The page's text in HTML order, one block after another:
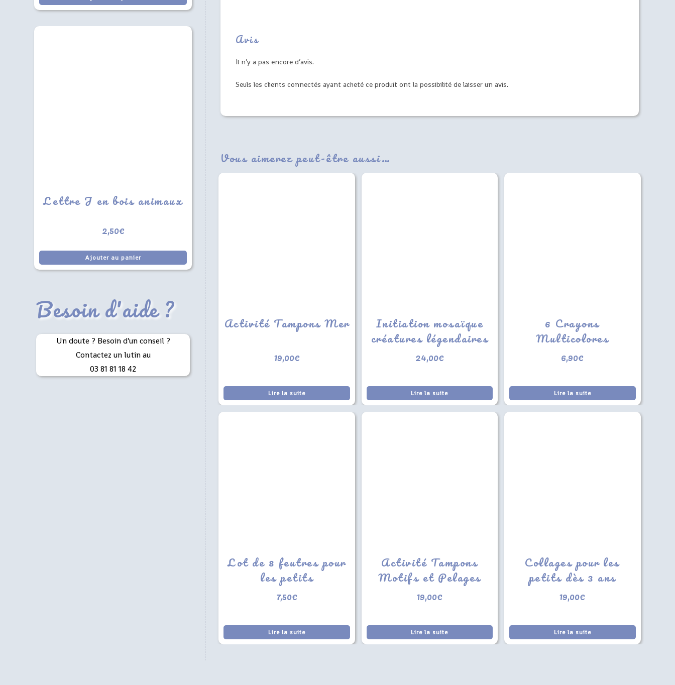
Avis
Il n’y a pas encore d’avis.
Seuls les clients connectés ayant acheté ce produit ont la possibilité de laisser un avis.
Vous aimerez peut-être aussi…
Activité Tampons Mer
19,00€
Lire la suite
Initiation mosaïque
créatures légendaires
24,00€
Lire la suite
6 Crayons
Multicolores
6,90€
Lire la suite
Lot de 8 feutres pour
les petits
7,50€
Lire la suite
Activité Tampons
Motifs et Pelages
19,00€
Lire la suite
Collages pour les
petits dès 3 ans
19,00€
Lire la suite
Lettre J en bois animaux
2,50€
Ajouter au panier
Besoin d'aide ?
Un doute ? Besoin d'un conseil ?
Contactez un lutin au
03 81 81 18 42